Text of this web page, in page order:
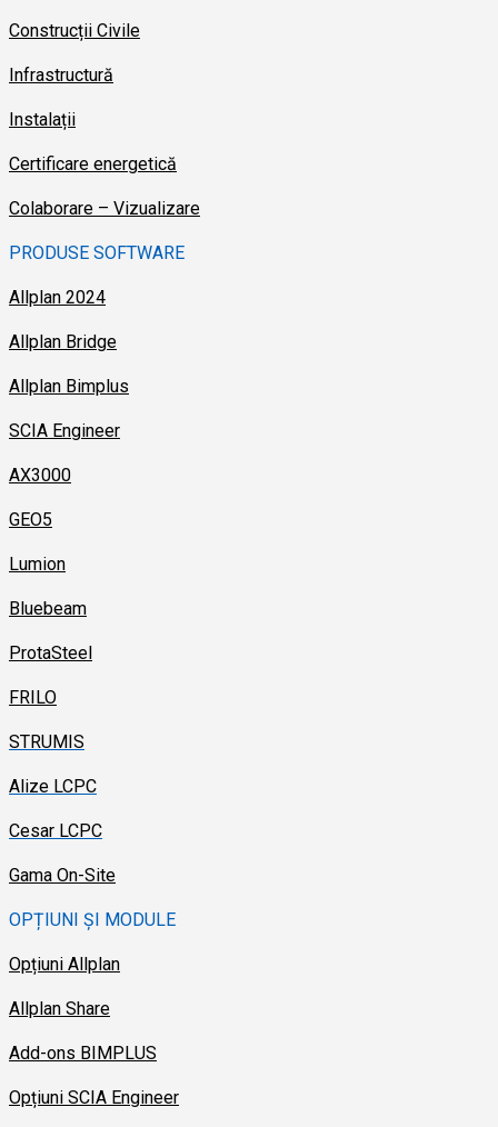
Construcții Civile
Infrastructură
Instalații
Certificare energetică
Colaborare – Vizualizare
PRODUSE SOFTWARE
Allplan 2024
Allplan Bridge
Allplan Bimplus
SCIA Engineer
AX3000
GEO5
Lumion
Bluebeam
ProtaSteel
FRILO
STRUMIS
Alize LCPC
Cesar LCPC
Gama On-Site
OPȚIUNI ȘI MODULE
Opțiuni Allplan
Allplan Share
Add-ons BIMPLUS
Opțiuni SCIA Engineer